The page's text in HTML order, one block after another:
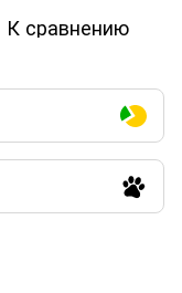
К сравнению